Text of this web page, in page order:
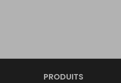
PRODUITS